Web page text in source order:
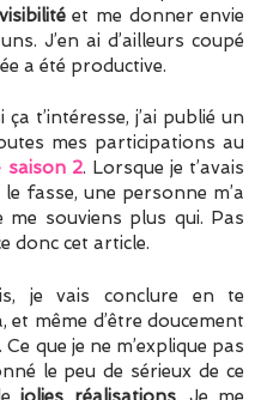
visibilitéet me donner envie
J’en ai d’ailleurs coupé
a été productive.
t’intéresse, j’ai publié un
mes participations au
saison 2. Lorsque je t’avais
fasse, une personne m’a
souviens plus qui. Pas
donc cet article.
je vais conclure en te
même d’être doucement
que je ne m’explique pas
le peu de sérieux de ce